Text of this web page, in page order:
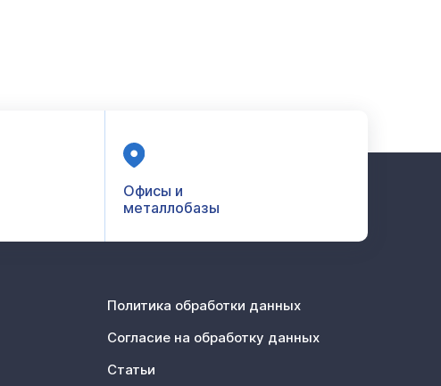
Офисы и
металлобазы
Политика обработки данных
Согласие на обработку данных
Статьи